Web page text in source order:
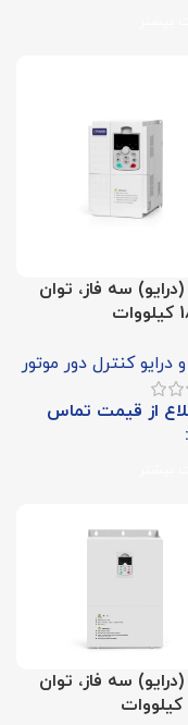
(درایو) سه فاز، توان
و درایو کنترل دور موتور
از قیمت تماس
(درایو) سه فاز، توان